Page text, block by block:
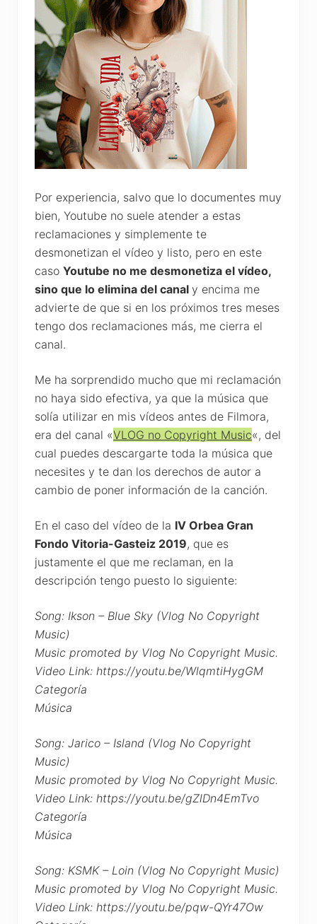
Por experiencia, salvo que lo documentes muy
bien, Youtube no suele atender a estas
reclamaciones y simplemente te
desmonetizan el vídeo y listo, pero en este
caso Youtube no me desmonetiza el vídeo,
sino que lo elimina del canal y encima me
advierte de que si en los próximos tres meses
tengo dos reclamaciones más, me cierra el
canal.
Me ha sorprendido mucho que mi reclamación
no haya sido efectiva, ya que la música que
solía utilizar en mis vídeos antes de Filmora,
era del canal «VLOG no Copyright Music«, del
cual puedes descargarte toda la música que
necesites y te dan los derechos de autor a
cambio de poner información de la canción.
En el caso del vídeo de la IV Orbea Gran
Fondo Vitoria-Gasteiz 2019, que es
justamente el que me reclaman, en la
descripción tengo puesto lo siguiente:
Song: Ikson – Blue Sky (Vlog No Copyright
Music)
Music promoted by Vlog No Copyright Music.
Video Link: https://youtu.be/WlqmtiHygGM
Categoría
Música
Song: Jarico – Island (Vlog No Copyright
Music)
Music promoted by Vlog No Copyright Music.
Video Link: https://youtu.be/gZlDn4EmTvo
Categoría
Música
Song: KSMK – Loin (Vlog No Copyright Music)
Music promoted by Vlog No Copyright Music.
Video Link: https://youtu.be/pqw-QYr47Ow